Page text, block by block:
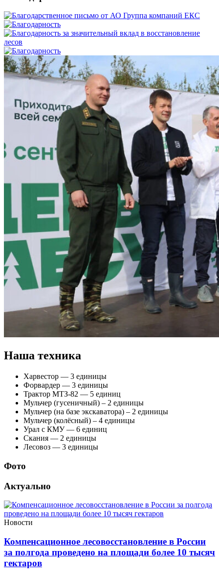
Наша техника
Харвестор — 3 единицы
Форвардер — 3 единицы
Трактор МТЗ-82 — 5 единиц
Мульчер (гусеничный) – 2 единицы
Мульчер (на базе экскаватора) – 2 единицы
Мульчер (колёсный) – 4 единицы
Урал с КМУ — 6 единиц
Скания — 2 единицы
Лесовоз — 3 единицы
Фото
Актуально
Новости
Компенсационное лесовосстановление в России
за полгода проведено на площади более 10 тысяч
гектаров